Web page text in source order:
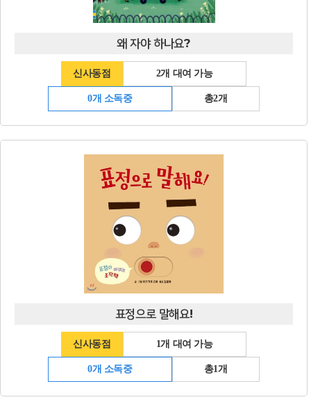
왜 자야 하나요?
신사동점 2개 대여 가능
0개 소독중 총2개
표정으로 말해요!
신사동점 1개 대여 가능
0개 소독중 총1개